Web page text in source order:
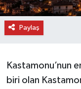
Paylaş
Kastamonu’nun
biri olan
İhsangazi
Küre